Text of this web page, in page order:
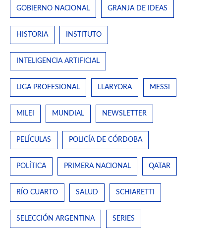
GOBIERNO NACIONAL GRANJA DE IDEAS
HISTORIA INSTITUTO
INTELIGENCIA ARTIFICIAL
LIGA PROFESIONAL LLARYORA MESSI
MILEI MUNDIAL NEWSLETTER
PELÍCULAS POLICÍA DE CÓRDOBA
POLÍTICA PRIMERA NACIONAL QATAR
RÍO CUARTO SALUD SCHIARETTI
SELECCIÓN ARGENTINA SERIES